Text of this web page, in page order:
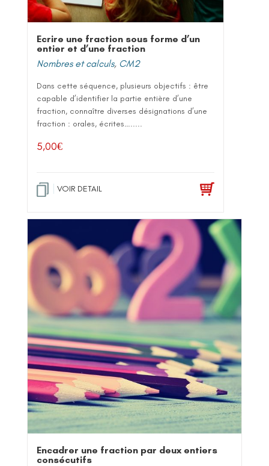
Ecrire une fraction sous forme d’un
entier et d’une fraction
Nombres et calculs, CM2
Dans cette séquence, plusieurs objectifs : être
capable d’identifier la partie entière d’une
fraction, connaître diverses désignations d’une
fraction : orales, écrites….....
5,00€
VOIR DETAIL
Encadrer une fraction par deux entiers
consécutifs